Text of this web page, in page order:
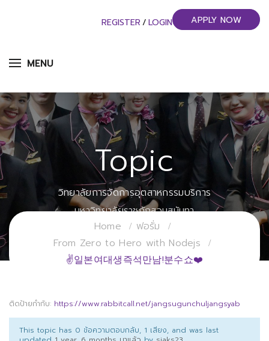
MENU
REGISTER / LOGIN APPLY NOW
Topic
วิทยาลัยการจัดการอุตสาหกรรมบริการ
มหาวิทยาลัยราชภัฏสวนสุนันทา
Home
ฟอรั่ม
From Zero to Hero with Nodejs
✌일본여대생즉석만남!분수쇼❤️
ติดป้ายกำกับ: https://www.rabbitcall.net/jangsugunchuljangsyab
This topic has 0 ข้อความตอบกลับ, 1 เสียง, and was last